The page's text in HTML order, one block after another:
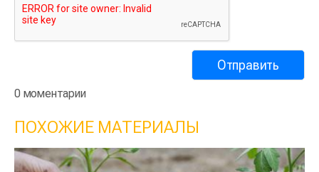
0 моментарии
ПОХОЖИЕ МАТЕРИАЛЫ